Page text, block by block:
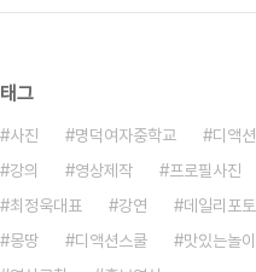
태그
사진 명덕여자중학교 디액션
강의
영상제작 프로필사진
최정욱대표
강연 데일리포토
몽땅
디액션스쿨 맛있는놀